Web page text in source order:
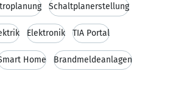
Schaltplanerstellung
Elektronik TIA Portal
Home Brandmeldeanlagen